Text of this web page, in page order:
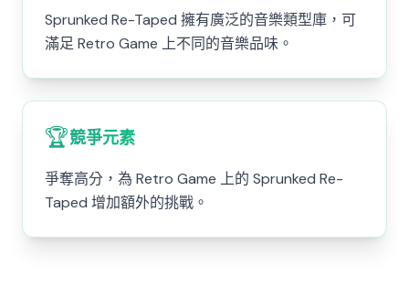
Sprunked Re-Taped 擁有廣泛的音樂類型庫，可
滿足 Retro Game 上不同的音樂品味。
🏆競爭元素
爭奪高分，為 Retro Game 上的 Sprunked Re-
Taped 增加額外的挑戰。